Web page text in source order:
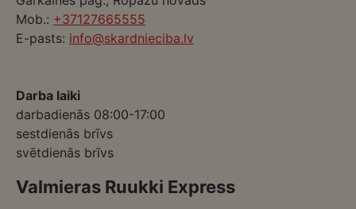
Mob.: +37127665555
E-pasts: info@skardnieciba.lv
Darba laiki
darbadienās 08:00-17:00
sestdienās brīvs
svētdienās brīvs
Valmieras Ruukki Express